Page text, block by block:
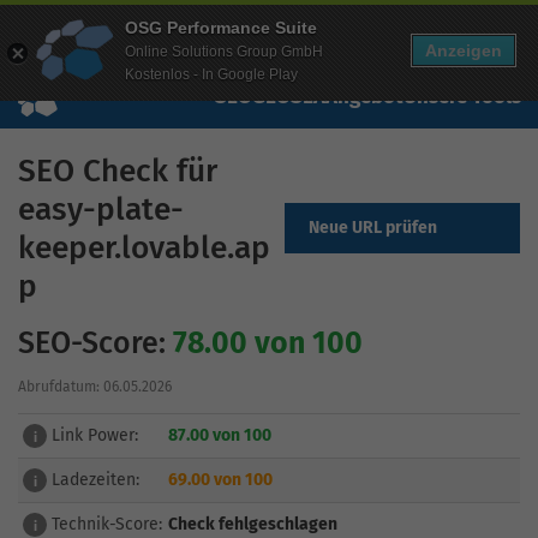
Wissen Free Checks Über uns Free Account
SEOGEOSEAAngebotUnsere Tools
SEO Check für
easy-plate-
keeper.lovable.ap
p
Neue URL prüfen
SEO-Score: 78.00 von 100
Abrufdatum: 06.05.2026
i Link Power: 87.00 von 100
i Ladezeiten: 69.00 von 100
i Technik-Score: Check fehlgeschlagen
OSG Performance Suite
Online Solutions Group GmbH
Kostenlos - In Google Play
Anzeigen